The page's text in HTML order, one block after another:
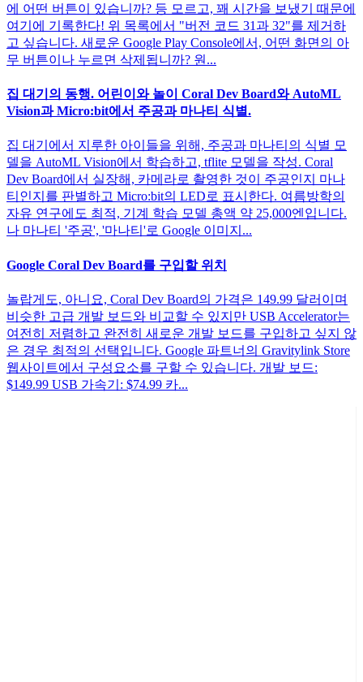
에 어떤 버튼이 있습니까? 등 모르고, 꽤 시간을 보냈기 때문에
여기에 기록한다! 위 목록에서 "버전 코드 31과 32"를 제거하
고 싶습니다. 새로운 Google Play Console에서, 어떤 화면의 아
무 버튼이나 누르면 삭제됩니까? 원...
집 대기의 동행. 어린이와 놀이 Coral Dev Board와 AutoML
Vision과 Micro:bit에서 주공과 마나티 식별.
집 대기에서 지루한 아이들을 위해, 주공과 마나티의 식별 모
델을 AutoML Vision에서 학습하고, tflite 모델을 작성. Coral
Dev Board에서 실장해, 카메라로 촬영한 것이 주공인지 마나
티인지를 판별하고 Micro:bit의 LED로 표시한다. 여름방학의
자유 연구에도 최적, 기계 학습 모델 총액 약 25,000엔입니다.
나 마나티 '주공', '마나티'로 Google 이미지...
Google Coral Dev Board를 구입할 위치
놀랍게도, 아니요, Coral Dev Board의 가격은 149.99 달러이며
비슷한 고급 개발 보드와 비교할 수 있지만 USB Accelerator는
여전히 저렴하고 완전히 새로운 개발 보드를 구입하고 싶지 않
은 경우 최적의 선택입니다. Google 파트너의 Gravitylink Store
웹사이트에서 구성요소를 구할 수 있습니다. 개발 보드:
$149.99 USB 가속기: $74.99 카...